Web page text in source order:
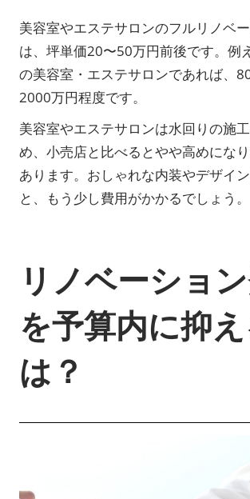
美容室やエステサロンのフルリノベ
は、坪単価20〜50万円前後です。例
の美容室・エステサロンであれば、
2000万円程度です。
美容室やエステサロンは水回りの施
め、小売店と比べるとやや高めにな
あります。おしゃれな内装やデザイ
と、もう少し費用がかかるでしょう。
リノベーショ
を予算内に抑
は？